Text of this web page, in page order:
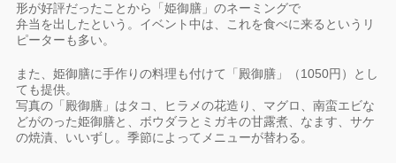
形が好評だったことから「姫御膳」のネーミングで
弁当を出したという。イベント中は、これを食べに来るというリ
ピーターも多い。
また、姫御膳に手作りの料理も付けて「殿御膳」（1050円）とし
ても提供。
写真の「殿御膳」はタコ、ヒラメの花造り、マグロ、南蛮エビな
どがのった姫御膳と、ボウダラとミガキの甘露煮、なます、サケ
の焼漬、いいずし。季節によってメニューが替わる。